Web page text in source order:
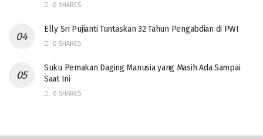
0 SHARES
Elly Sri Pujianti Tuntaskan 32 Tahun Pengabdian di PWI
0 SHARES
‎Suku Pemakan Daging Manusia yang Masih Ada Sampai
Saat Ini
0 SHARES